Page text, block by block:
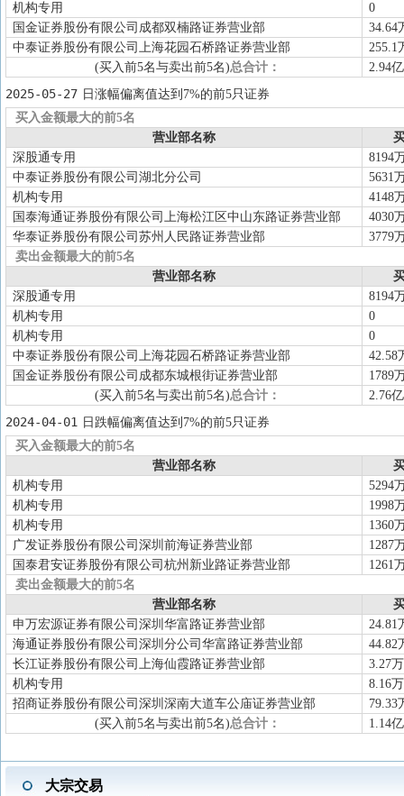
机构专用
0
国金证券股份有限公司成都双楠路证券营业部
34.64
中泰证券股份有限公司上海花园石桥路证券营业部
255.1
(买入前5名与卖出前5名)总合计： 2.94亿
2025-05-27 日涨幅偏离值达到7%的前5只证券
买入金额最大的前5名
营业部名称
深股通专用
8194
中泰证券股份有限公司湖北分公司
5631
机构专用
4148
国泰海通证券股份有限公司上海松江区中山东路证券营业部
4030
华泰证券股份有限公司苏州人民路证券营业部
3779
卖出金额最大的前5名
营业部名称
深股通专用
8194
机构专用
0
机构专用
0
中泰证券股份有限公司上海花园石桥路证券营业部
42.58
国金证券股份有限公司成都东城根街证券营业部
1789
(买入前5名与卖出前5名)总合计： 2.76亿
2024-04-01
日跌幅偏离值达到7%的前5只证券
买入金额最大的前5名
营业部名称
机构专用
5294
机构专用
1998
机构专用
1360
广发证券股份有限公司深圳前海证券营业部
1287
国泰君安证券股份有限公司杭州新业路证券营业部
1261
卖出金额最大的前5名
营业部名称
申万宏源证券有限公司深圳华富路证券营业部
24.81
海通证券股份有限公司深圳分公司华富路证券营业部
44.82
长江证券股份有限公司上海仙霞路证券营业部
3.27万
机构专用
8.16万
招商证券股份有限公司深圳深南大道车公庙证券营业部
79.33
(买入前5名与卖出前5名)总合计： 1.14亿
大宗交易